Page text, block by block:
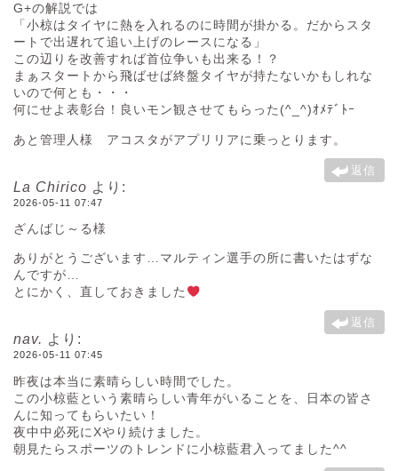
G+の解説では
「小椋はタイヤに熱を入れるのに時間が掛かる。だからスタ
ートで出遅れて追い上げのレースになる」
この辺りを改善すれば首位争いも出来る！？
まぁスタートから飛ばせば終盤タイヤが持たないかもしれな
いので何とも・・・
何にせよ表彰台！良いモン観させてもらった(^_^)ｵﾒﾃﾞﾄｰ
あと管理人様 アコスタがアプリリアに乗っとります。
返信
La Chirico より:
2026-05-11 07:47
ざんばじ～る様
ありがとうございます…マルティン選手の所に書いたはずな
んですが…
とにかく、直しておきました
返信
nav. より:
2026-05-11 07:45
昨夜は本当に素晴らしい時間でした。
この小椋藍という素晴らしい青年がいることを、日本の皆さ
んに知ってもらいたい！
夜中中必死にXやり続けました。
朝見たらスポーツのトレンドに小椋藍君入ってました^^